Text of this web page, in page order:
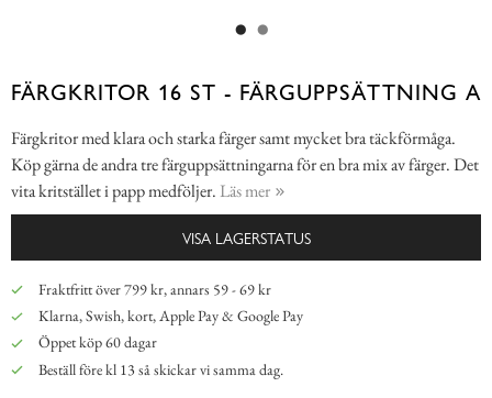
FÄRGKRITOR 16 ST - FÄRGUPPSÄTTNING A
Färgkritor med klara och starka färger samt mycket bra täckförmåga.
Köp gärna de andra tre färguppsättningarna för en bra mix av färger. Det
vita kritstället i papp medföljer. Läs mer
VISA LAGERSTATUS
Fraktfritt över 799 kr, annars 59 - 69 kr
Klarna, Swish, kort, Apple Pay & Google Pay
Öppet köp 60 dagar
Beställ före kl 13 så skickar vi samma dag.